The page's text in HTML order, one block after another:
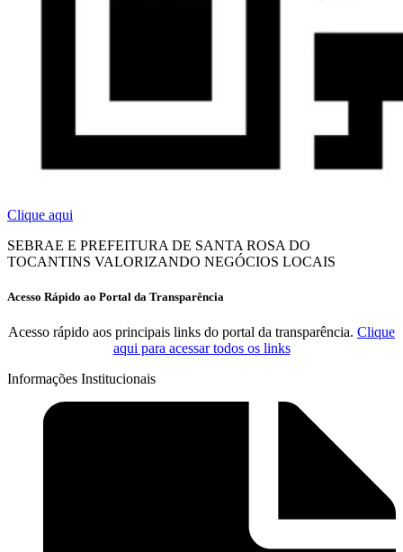
Clique aqui
SEBRAE E PREFEITURA DE SANTA ROSA DO
TOCANTINS VALORIZANDO NEGÓCIOS LOCAIS
Acesso Rápido ao Portal da Transparência
Acesso rápido aos principais links do portal da transparência. Clique
aqui para acessar todos os links
Informações Institucionais